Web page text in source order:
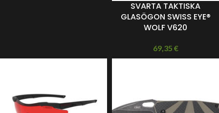
SVARTA TAKTISKA
GLASÖGON SWISS EYE®
WOLF V620
69,35 €